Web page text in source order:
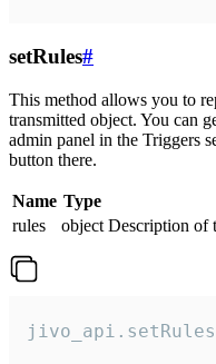
setRules#
This method allows you to
transmitted object. You can
admin panel in the Triggers
button there.
Name Type
rules
object Description of